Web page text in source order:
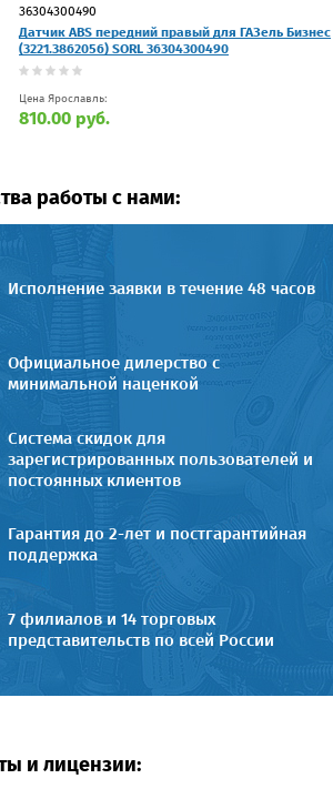
36304300490
Датчик ABS передний правый для ГАЗель Бизнес
(3221.3862056) SORL 36304300490
Цена Ярославль:
810.00 руб.
работы с нами:
Исполнение заявки в течение 48 часов
Официальное дилерство с
минимальной наценкой
Система скидок для
зарегистрированных пользователей и
постоянных клиентов
Гарантия до 2-лет и постгарантийная
поддержка
7 филиалов и 14 торговых
представительств по всей России
и лицензии: